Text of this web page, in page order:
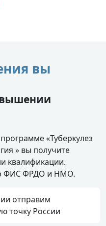
вы
«Туберкулез
» вы получите
квалификации.
ФИС ФРДО и НМО.
отправим
точку России